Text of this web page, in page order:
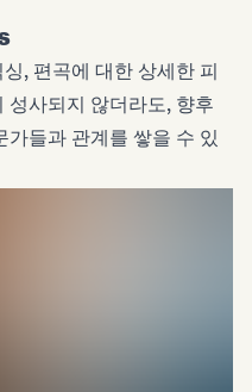
, 편곡에 대한 상세한 피
성사되지 않더라도, 향후
가들과 관계를 쌓을 수 있